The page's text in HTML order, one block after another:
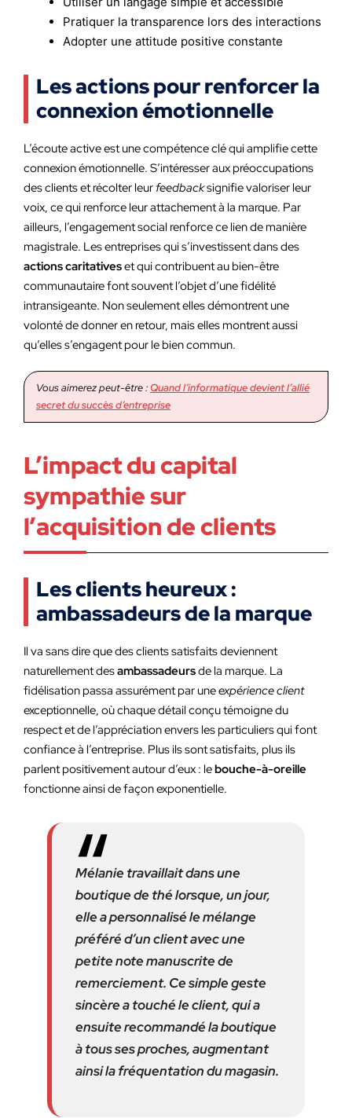
Pratiquer la transparence lors des interactions
Adopter une attitude positive constante
Les actions pour renforcer la
connexion émotionnelle
L’écoute active est une compétence clé qui amplifie cette
connexion émotionnelle. S’intéresser aux préoccupations
des clients et récolter leur feedbacksignifie valoriser leur
voix, ce qui renforce leur attachement à la marque. Par
ailleurs, l’engagement social renforce ce lien de manière
magistrale. Les entreprises qui s’investissent dans des
actions caritativeset qui contribuent au bien-être
communautaire font souvent l’objet d’une fidélité
intransigeante. Non seulement elles démontrent une
volonté de donner en retour, mais elles montrent aussi
qu’elles s’engagent pour le bien commun.
Vous aimerez peut-être :Quand l’informatique devient l’allié
secret du succès d’entreprise
L’impact du capital
sympathie sur
l’acquisition de clients
Les clients heureux :
ambassadeurs de la marque
Il va sans dire que des clients satisfaits deviennent
naturellement desambassadeursde la marque. La
fidélisation passa assurément par uneexpérience client
exceptionnelle, où chaque détail conçu témoigne du
respect et de l’appréciation envers les particuliers qui font
confiance à l’entreprise. Plus ils sont satisfaits, plus ils
parlent positivement autour d’eux : lebouche-à-oreille
fonctionne ainsi de façon exponentielle.
Mélanie travaillait dans une
boutique de thé lorsque, un jour,
elle a personnalisé le mélange
préféré d’un client avec une
petite note manuscrite de
remerciement. Ce simple geste
sincère a touché le client, qui a
ensuite recommandé la boutique
à tous ses proches, augmentant
ainsi la fréquentation du magasin.